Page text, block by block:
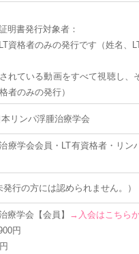
明書発行対象者：
資格者のみの発行です（姓名、
れている動画をすべて視聴し、
者のみの発行）
リンパ浮腫治療学会
療学会会員・LT有資格者・リ
行の方には認められません。）
療学会【会員】
→入会はこちら
円